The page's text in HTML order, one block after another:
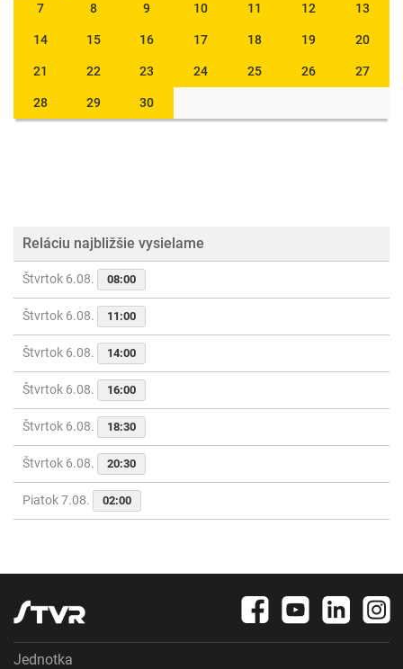
7 8 9 10 11 12 13
14 15 16 17 18 19 20
21 22 23 24 25 26 27
28 29 30
Reláciu najbližšie vysielame
Štvrtok 6.08. 08:00
Štvrtok 6.08. 11:00
Štvrtok 6.08. 14:00
Štvrtok 6.08. 16:00
Štvrtok 6.08. 18:30
Štvrtok 6.08. 20:30
Piatok 7.08. 02:00
Jednotka